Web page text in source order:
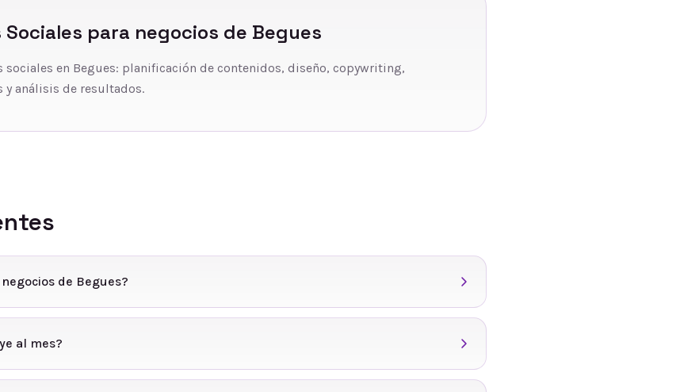
Sociales para negocios de Begues
sociales en Begues: planificación de contenidos, diseño, copywriting,
análisis de resultados.
de Begues?
al mes?